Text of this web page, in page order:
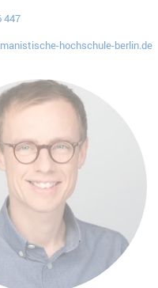
447
hochschule-berlin.de